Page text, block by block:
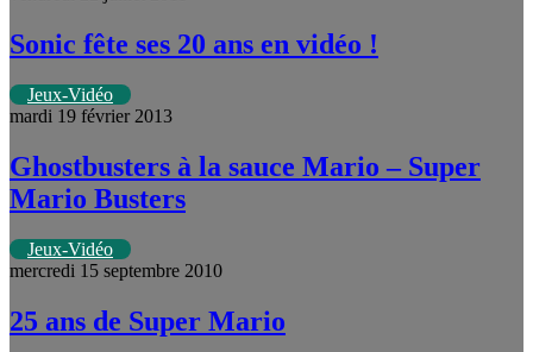
Sonic fête ses 20 ans en vidéo !
Jeux-Vidéo
mardi 19 février 2013
Ghostbusters à la sauce Mario – Super
Mario Busters
Jeux-Vidéo
mercredi 15 septembre 2010
25 ans de Super Mario